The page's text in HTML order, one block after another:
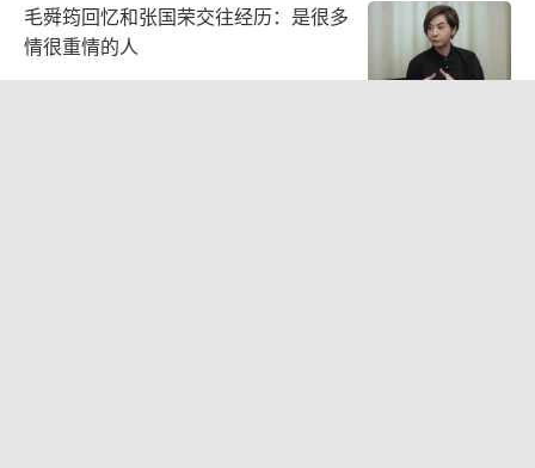
毛舜筠回忆和张国荣交往经历：是很多
情很重情的人
2026-07-28 11:00:25